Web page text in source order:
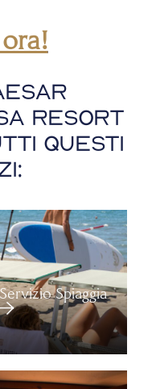
Resort
questi
Servizio Spiaggia